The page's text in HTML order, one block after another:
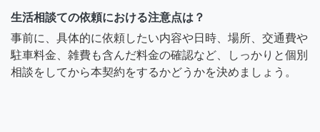
生活相談ての依頼における注意点は？
事前に、具体的に依頼したい内容や日時、場所、交通費や
駐車料金、雑費も含んだ料金の確認など、しっかりと個別
相談をしてから本契約をするかどうかを決めましょう。